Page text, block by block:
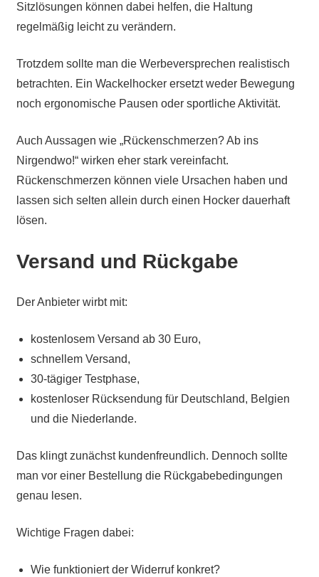
Sitzlösungen können dabei helfen, die Haltung
regelmäßig leicht zu verändern.
Trotzdem sollte man die Werbeversprechen realistisch
betrachten. Ein Wackelhocker ersetzt weder Bewegung
noch ergonomische Pausen oder sportliche Aktivität.
Auch Aussagen wie „Rückenschmerzen? Ab ins
Nirgendwo!“ wirken eher stark vereinfacht.
Rückenschmerzen können viele Ursachen haben und
lassen sich selten allein durch einen Hocker dauerhaft
lösen.
Versand und Rückgabe
Der Anbieter wirbt mit:
kostenlosem Versand ab 30 Euro,
schnellem Versand,
30-tägiger Testphase,
kostenloser Rücksendung für Deutschland, Belgien
und die Niederlande.
Das klingt zunächst kundenfreundlich. Dennoch sollte
man vor einer Bestellung die Rückgabebedingungen
genau lesen.
Wichtige Fragen dabei:
Wie funktioniert der Widerruf konkret?